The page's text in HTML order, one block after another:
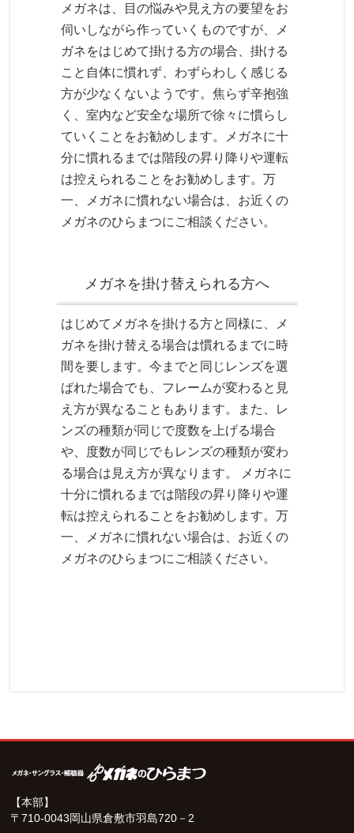
メガネは、目の悩みや見え方の要望をお
伺いしながら作っていくものですが、メ
ガネをはじめて掛ける方の場合、掛ける
こと自体に慣れず、わずらわしく感じる
方が少なくないようです。焦らず辛抱強
く、室内など安全な場所で徐々に慣らし
ていくことをお勧めします。メガネに十
分に慣れるまでは階段の昇り降りや運転
は控えられることをお勧めします。万
一、メガネに慣れない場合は、お近くの
メガネのひらまつにご相談ください。
メガネを掛け替えられる方へ
はじめてメガネを掛ける方と同様に、メ
ガネを掛け替える場合は慣れるまでに時
間を要します。今までと同じレンズを選
ばれた場合でも、フレームが変わると見
え方が異なることもあります。また、レ
ンズの種類が同じで度数を上げる場合
や、度数が同じでもレンズの種類が変わ
る場合は見え方が異なります。 メガネに
十分に慣れるまでは階段の昇り降りや運
転は控えられることをお勧めします。万
一、メガネに慣れない場合は、お近くの
メガネのひらまつにご相談ください。
【本部】
〒710-0043岡山県倉敷市羽島720－2